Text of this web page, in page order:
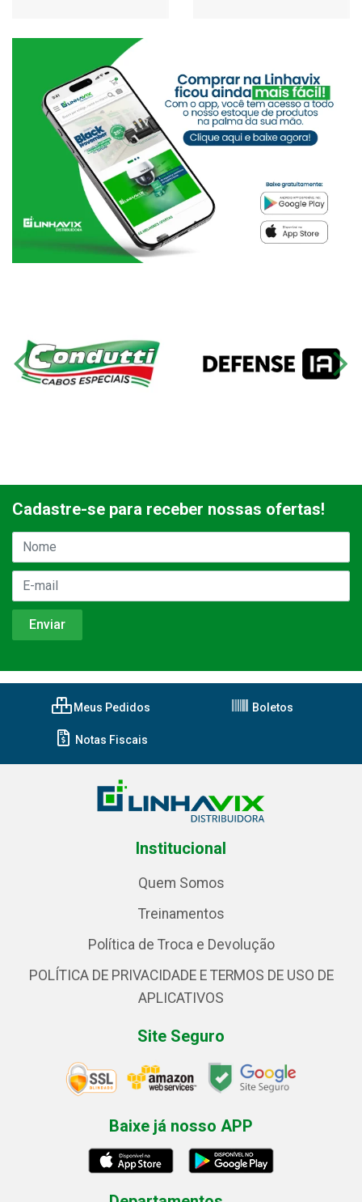
Cadastre-se para receber nossas ofertas!
Meus Pedidos Boletos
Notas Fiscais
Institucional
Quem Somos
Treinamentos
Política de Troca e Devolução
POLÍTICA DE PRIVACIDADE E TERMOS DE USO DE
APLICATIVOS
Site Seguro
Baixe já nosso APP